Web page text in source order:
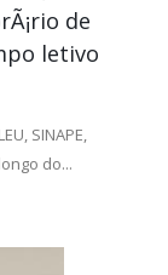
de
letivo
SINAPE,
do...